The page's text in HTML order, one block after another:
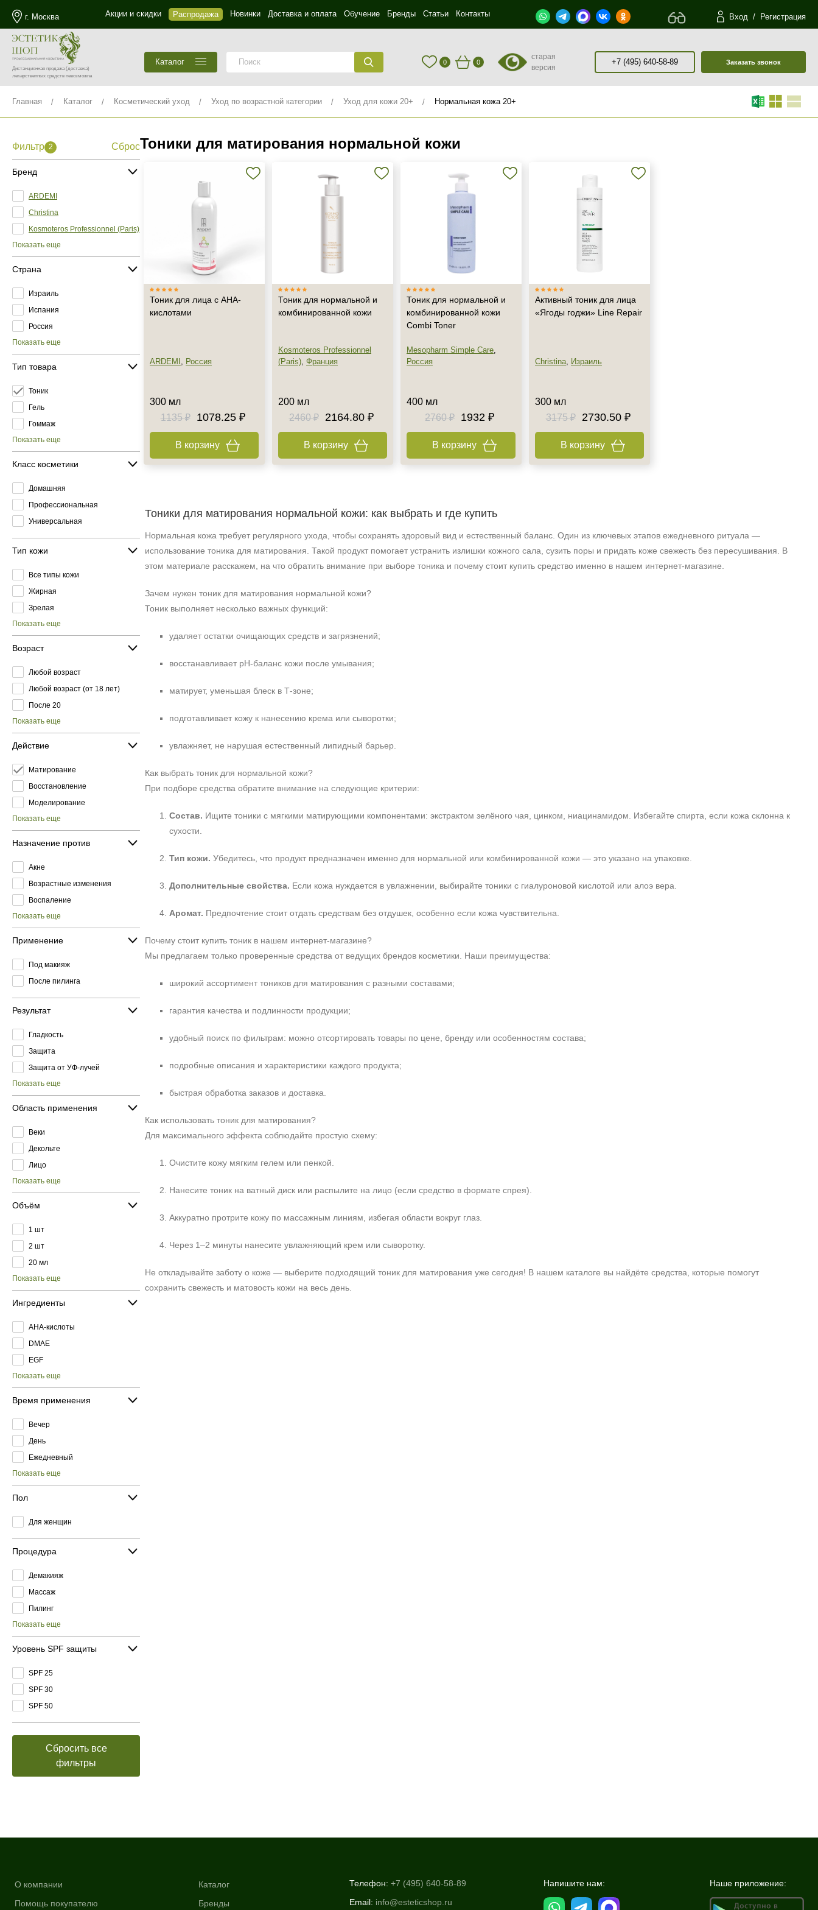
г. Москва Акции и скидки Распродажа Новинки Доставка и оплата Обучение Бренды Статьи Контакты Вход / Регистрация
Дистанционная продажа(доставка)
лекарственных средств невозможна
Каталог 0 0
старая
версия
+7 (495) 640-58-89 Заказать звонок
Главная Каталог Косметический уход Уход по возрастной категории Уход для кожи 20+ Нормальная кожа 20+
Фильтр 2 Сброс
Бренд
ARDEMI
Christina
Kosmoteros Professionnel (Paris)
Показать еще
Страна
Израиль
Испания
Россия
Показать еще
Тип товара
Тоник
Гель
Гоммаж
Показать еще
Класс косметики
Домашняя
Профессиональная
Универсальная
Тип кожи
Все типы кожи
Жирная
Зрелая
Показать еще
Возраст
Любой возраст
Любой возраст (от 18 лет)
После 20
Показать еще
Действие
Матирование
Восстановление
Моделирование
Показать еще
Назначение против
Акне
Возрастные изменения
Воспаление
Показать еще
Применение
Под макияж
После пилинга
Результат
Гладкость
Защита
Защита от УФ-лучей
Показать еще
Область применения
Веки
Декольте
Лицо
Показать еще
Объём
1 шт
2 шт
20 мл
Показать еще
Ингредиенты
AHA-кислоты
DMAE
EGF
Показать еще
Время применения
Вечер
День
Ежедневный
Показать еще
Пол
Для женщин
Процедура
Демакияж
Массаж
Пилинг
Показать еще
Уровень SPF защиты
SPF 25
SPF 30
SPF 50
Сбросить все
фильтры
Тоники для матирования нормальной кожи
Тоник для лица с АНА-
кислотами
ARDEMI , Россия
300 мл
1135 ₽
1078.25 ₽
В корзину
Тоник для нормальной и
комбинированной кожи
Kosmoteros Professionnel
(Paris), Франция
200 мл
2460 ₽
2164.80 ₽
В корзину
Тоник для нормальной и
комбинированной кожи
Combi Toner
Mesopharm Simple Care,
Россия
400 мл
2760 ₽
1932 ₽
В корзину
Активный тоник для лица
«Ягоды годжи» Line Repair
Christina, Израиль
300 мл
3175 ₽
2730.50 ₽
В корзину
Тоники для матирования нормальной кожи: как выбрать и где купить
Нормальная кожа требует регулярного ухода, чтобы сохранять здоровый вид и естественный баланс. Один из ключевых этапов ежедневного ритуала —
использование тоника для матирования. Такой продукт помогает устранить излишки кожного сала, сузить поры и придать коже свежесть без пересушивания. В
этом материале расскажем, на что обратить внимание при выборе тоника и почему стоит купить средство именно в нашем интернет‑магазине.
Зачем нужен тоник для матирования нормальной кожи?
Тоник выполняет несколько важных функций:
удаляет остатки очищающих средств и загрязнений;
восстанавливает pH-баланс кожи после умывания;
матирует, уменьшая блеск в Т‑зоне;
подготавливает кожу к нанесению крема или сыворотки;
увлажняет, не нарушая естественный липидный барьер.
Как выбрать тоник для нормальной кожи?
При подборе средства обратите внимание на следующие критерии:
Состав. Ищите тоники с мягкими матирующими компонентами: экстрактом зелёного чая, цинком, ниацинамидом. Избегайте спирта, если кожа склонна к
сухости.
Тип кожи. Убедитесь, что продукт предназначен именно для нормальной или комбинированной кожи — это указано на упаковке.
Дополнительные свойства. Если кожа нуждается в увлажнении, выбирайте тоники с гиалуроновой кислотой или алоэ вера.
Аромат. Предпочтение стоит отдать средствам без отдушек, особенно если кожа чувствительна.
Почему стоит купить тоник в нашем интернет‑магазине?
Мы предлагаем только проверенные средства от ведущих брендов косметики. Наши преимущества:
широкий ассортимент тоников для матирования с разными составами;
гарантия качества и подлинности продукции;
удобный поиск по фильтрам: можно отсортировать товары по цене, бренду или особенностям состава;
подробные описания и характеристики каждого продукта;
быстрая обработка заказов и доставка.
Как использовать тоник для матирования?
Для максимального эффекта соблюдайте простую схему:
Очистите кожу мягким гелем или пенкой.
Нанесите тоник на ватный диск или распылите на лицо (если средство в формате спрея).
Аккуратно протрите кожу по массажным линиям, избегая области вокруг глаз.
Через 1–2 минуты нанесите увлажняющий крем или сыворотку.
Не откладывайте заботу о коже — выберите подходящий тоник для матирования уже сегодня! В нашем каталоге вы найдёте средства, которые помогут
сохранить свежесть и матовость кожи на весь день.
О компании
Помощь покупателю
Каталог
Бренды
Телефон: +7 (495) 640-58-89
Email: info@esteticshop.ru
Напишите нам: Наше приложение: